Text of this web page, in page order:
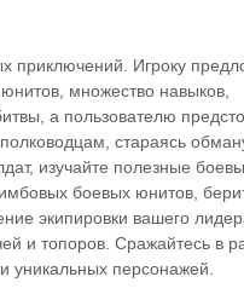
приключений. Игроку
множество навыков,
а пользователю
стараясь
изучайте полезные
боевых юнитов,
экипировки вашего
и топоров. Сражайтесь в
уникальных персонажей.